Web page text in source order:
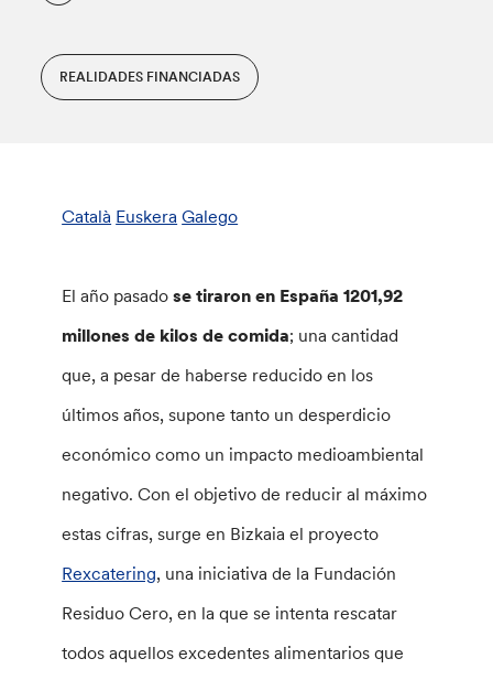
REALIDADES FINANCIADAS
Català Euskera Galego
El año pasado se tiraron en España 1201,92
millones de kilos de comida; una cantidad
que, a pesar de haberse reducido en los
últimos años, supone tanto un desperdicio
económico como un impacto medioambiental
negativo. Con el objetivo de reducir al máximo
estas cifras, surge en Bizkaia el proyecto
Rexcatering, una iniciativa de la Fundación
Residuo Cero, en la que se intenta rescatar
todos aquellos excedentes alimentarios que